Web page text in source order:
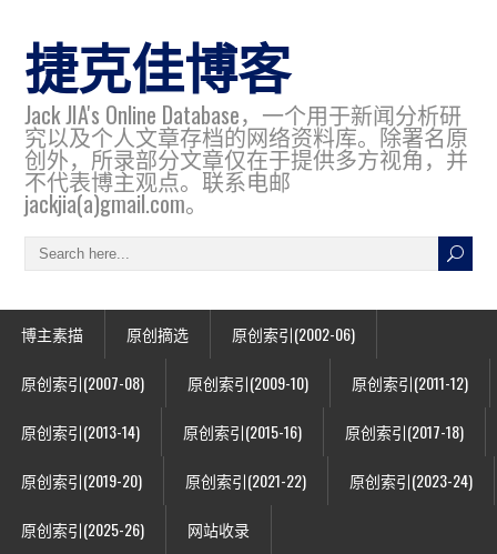
捷克佳博客
Jack JIA's Online Database，一个用于新闻分析研
究以及个人文章存档的网络资料库。除署名原
创外，所录部分文章仅在于提供多方视角，并
不代表博主观点。联系电邮
jackjia(a)gmail.com。
博主素描 原创摘选 原创索引(2002-06)
原创索引(2007-08) 原创索引(2009-10) 原创索引(2011-12)
原创索引(2013-14) 原创索引(2015-16) 原创索引(2017-18)
原创索引(2019-20) 原创索引(2021-22) 原创索引(2023-24)
原创索引(2025-26) 网站收录